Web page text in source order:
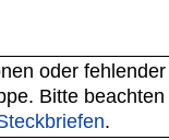
oder
Bitte
.